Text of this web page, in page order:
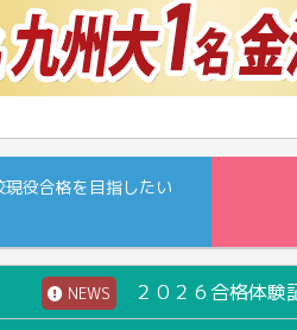
役合格を目指したい
NEWS ２０２６合格体験